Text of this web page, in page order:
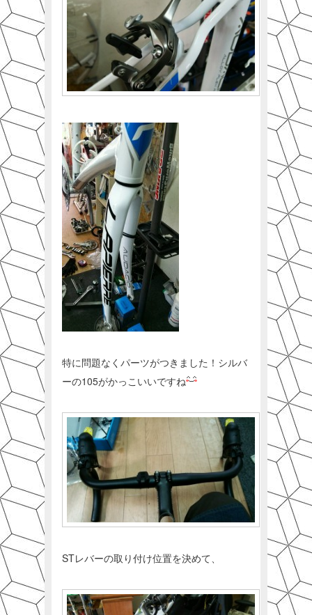
特に問題なくパーツがつきました！シルバ
ーの105がかっこいいですね
STレバーの取り付け位置を決めて、